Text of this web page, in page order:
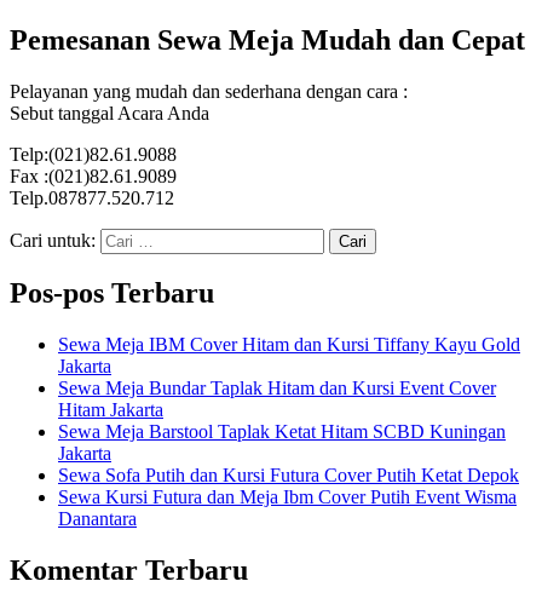
Pemesanan Sewa Meja Mudah dan Cepat
Pelayanan yang mudah dan sederhana dengan cara :
Sebut tanggal Acara Anda
Telp:(021)82.61.9088
Fax :(021)82.61.9089
Telp.087877.520.712
Cari untuk:
Pos-pos Terbaru
Sewa Meja IBM Cover Hitam dan Kursi Tiffany Kayu Gold
Jakarta
Sewa Meja Bundar Taplak Hitam dan Kursi Event Cover
Hitam Jakarta
Sewa Meja Barstool Taplak Ketat Hitam SCBD Kuningan
Jakarta
Sewa Sofa Putih dan Kursi Futura Cover Putih Ketat Depok
Sewa Kursi Futura dan Meja Ibm Cover Putih Event Wisma
Danantara
Komentar Terbaru